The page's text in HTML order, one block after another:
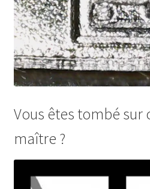
Vous êtes tombé sur
maître ?